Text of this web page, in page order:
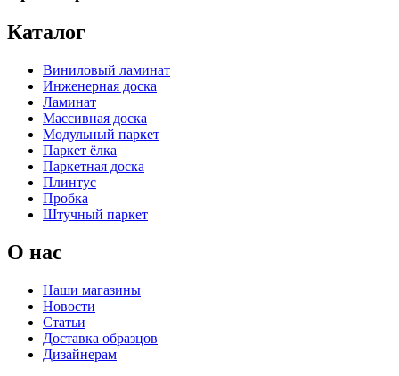
Каталог
Виниловый ламинат
Инженерная доска
Ламинат
Массивная доска
Модульный паркет
Паркет ёлка
Паркетная доска
Плинтус
Пробка
Штучный паркет
О нас
Наши магазины
Новости
Статьи
Доставка образцов
Дизайнерам